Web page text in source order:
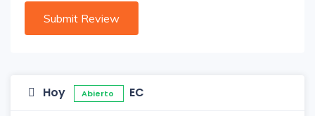
Hoy Abierto EC